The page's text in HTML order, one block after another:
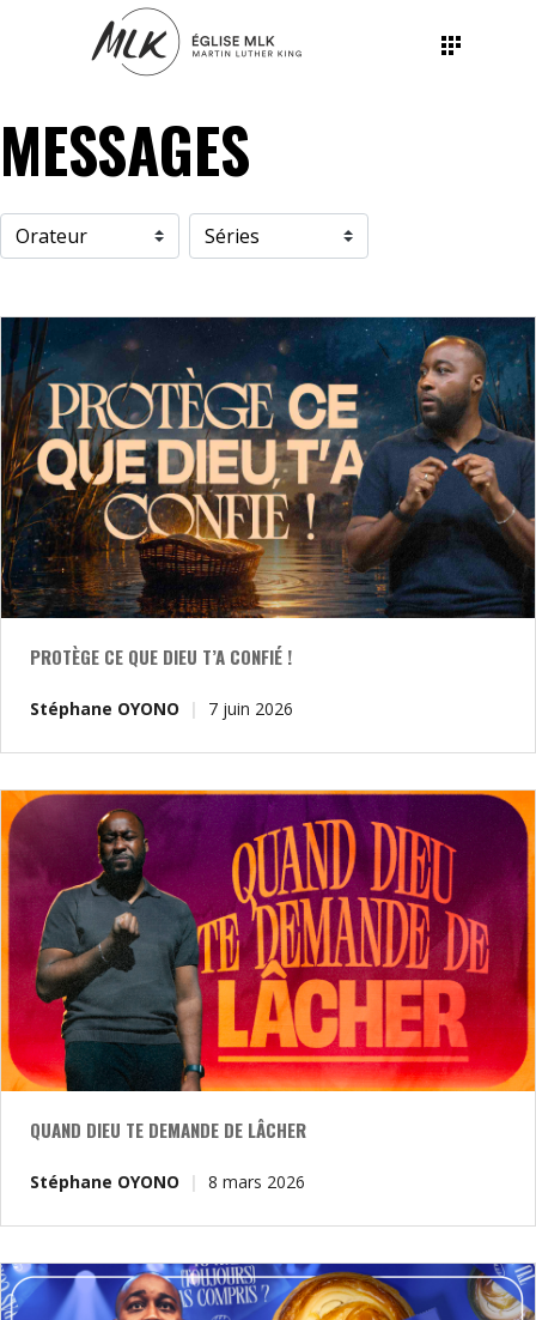
MESSAGES
PROTÈGE CE QUE DIEU T’A CONFIÉ !
Stéphane OYONO 7 juin 2026
QUAND DIEU TE DEMANDE DE LÂCHER
Stéphane OYONO 8 mars 2026